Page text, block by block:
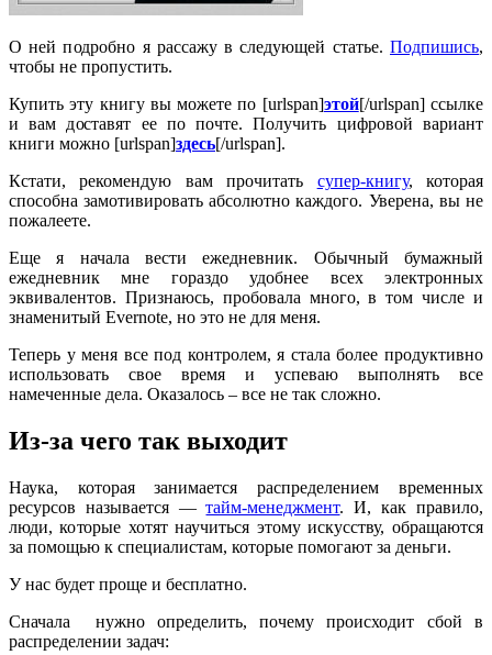
О ней подробно я рассажу в следующей статье. Подпишись,
чтобы не пропустить.
Купить эту книгу вы можете по [urlspan]этой[/urlspan] ссылке
и вам доставят ее по почте. Получить цифровой вариант
книги можно [urlspan]здесь[/urlspan].
Кстати, рекомендую вам прочитать супер-книгу, которая
способна замотивировать абсолютно каждого. Уверена, вы не
пожалеете.
Еще я начала вести ежедневник. Обычный бумажный
ежедневник мне гораздо удобнее всех электронных
эквивалентов. Признаюсь, пробовала много, в том числе и
знаменитый Evernote, но это не для меня.
Теперь у меня все под контролем, я стала более продуктивно
использовать свое время и успеваю выполнять все
намеченные дела. Оказалось – все не так сложно.
Из-за чего так выходит
Наука, которая занимается распределением временных
ресурсов называется —тайм-менеджмент. И, как правило,
люди, которые хотят научиться этому искусству, обращаются
за помощью к специалистам, которые помогают за деньги.
У нас будет проще и бесплатно.
Сначала нужно определить, почему происходит сбой в
распределении задач: